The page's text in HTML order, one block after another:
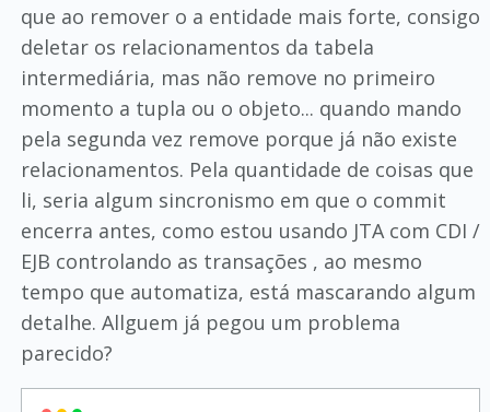
que ao remover o a entidade mais forte, consigo
deletar os relacionamentos da tabela
intermediária, mas não remove no primeiro
momento a tupla ou o objeto... quando mando
pela segunda vez remove porque já não existe
relacionamentos. Pela quantidade de coisas que
li, seria algum sincronismo em que o commit
encerra antes, como estou usando JTA com CDI /
EJB controlando as transações , ao mesmo
tempo que automatiza, está mascarando algum
detalhe. Allguem já pegou um problema
parecido?